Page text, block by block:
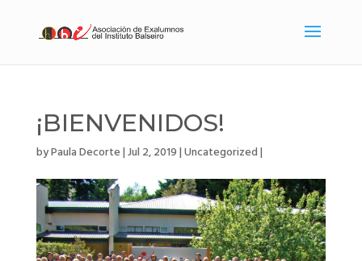
¡BIENVENIDOS!
byPaula Decorte|Jul 2, 2019|Uncategorized|